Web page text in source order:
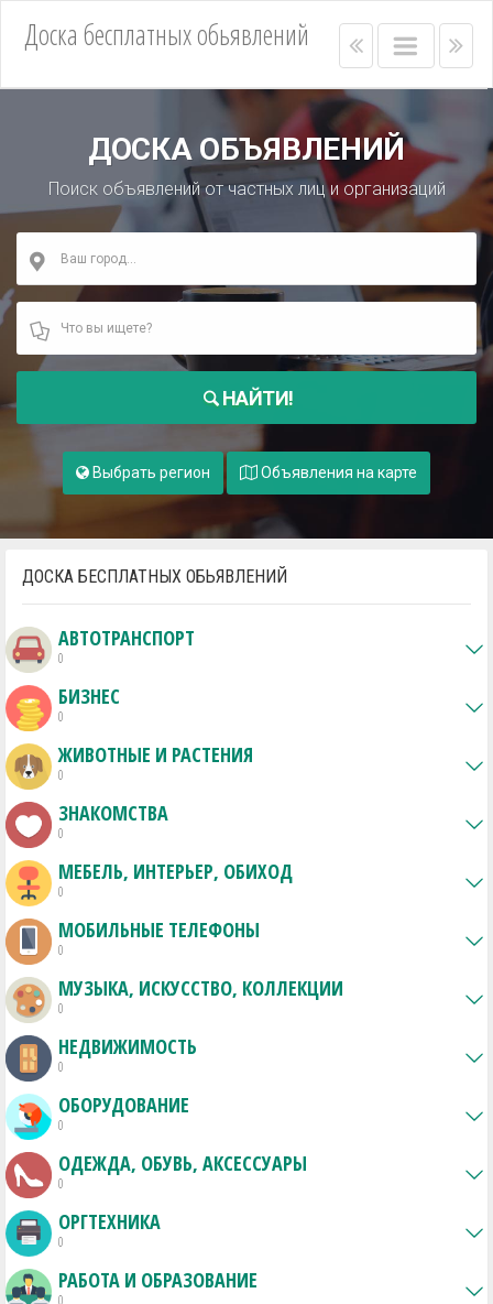
Доска бесплатных обьявлений Left
bar
Main
menu
Right
menu
bar
ДОСКА ОБЪЯВЛЕНИЙ
Поиск объявлений от частных лиц и организаций
НАЙТИ!
Выбрать регион Объявления на карте
ДОСКА БЕСПЛАТНЫХ ОБЬЯВЛЕНИЙ
АВТОТРАНСПОРТ
0
БИЗНЕС
0
ЖИВОТНЫЕ И РАСТЕНИЯ
0
ЗНАКОМСТВА
0
МЕБЕЛЬ, ИНТЕРЬЕР, ОБИХОД
0
МОБИЛЬНЫЕ ТЕЛЕФОНЫ
0
МУЗЫКА, ИСКУССТВО, КОЛЛЕКЦИИ
0
НЕДВИЖИМОСТЬ
0
ОБОРУДОВАНИЕ
0
ОДЕЖДА, ОБУВЬ, АКСЕССУАРЫ
0
ОРГТЕХНИКА
0
РАБОТА И ОБРАЗОВАНИЕ
0